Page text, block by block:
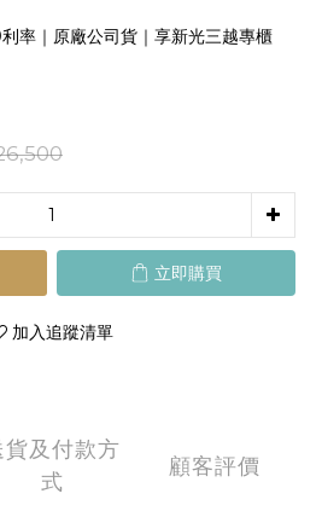
率｜原廠公司貨｜享新光三越專櫃
立即購買
加入追蹤清單
貨及付款方
式
顧客評價